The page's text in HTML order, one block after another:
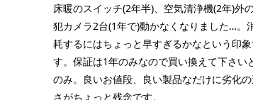
床暖のスイッチ(2年半)、空気清浄機(2年)外
犯カメラ2台(1年で)動かなくなりました…。
耗するにはちょっと早すぎるかなという印
す。保証は1年のみなので買い換えて下さい
のみ。良いお値段、良い製品なだけに劣化
さがちょっと残念です。